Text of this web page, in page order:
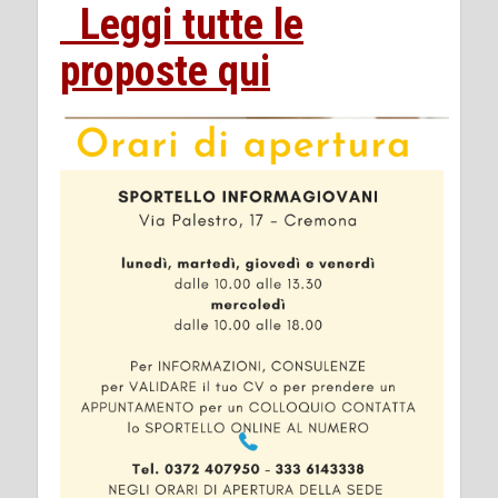
Leggi tutte le
proposte qui